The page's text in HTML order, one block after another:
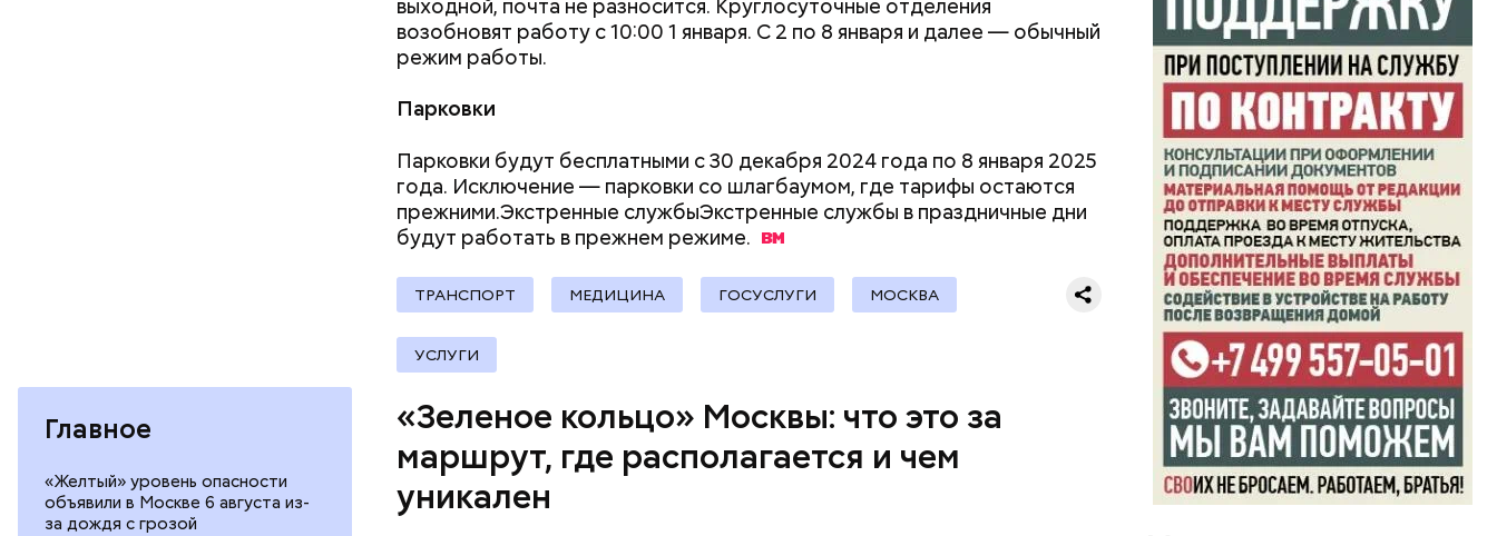
Главное
«Желтый» уровень опасности
объявили в Москве 6 августа из-
за дождя с грозой
выходной, почта не разносится. Круглосуточные отделения
возобновят работу с 10:00 1 января. С 2 по 8 января и далее — обычный
режим работы.
Парковки
Парковки будут бесплатными с 30 декабря 2024 года по 8 января 2025
года. Исключение — парковки со шлагбаумом, где тарифы остаются
прежними.Экстренные службыЭкстренные службы в праздничные дни
будут работать в прежнем режиме.
ТРАНСПОРТ МЕДИЦИНА ГОСУСЛУГИ МОСКВА
УСЛУГИ
«Зеленое кольцо» Москвы: что это за
маршрут, где располагается и чем
уникален
— от Тимирязевского парка до Лосиного Острова за счет проложения
велополос на улицах между парками. Таким образом, уже готовы
участки от метро «Профсоюзная» до Лосиного Острова.
Патриаршие пруды